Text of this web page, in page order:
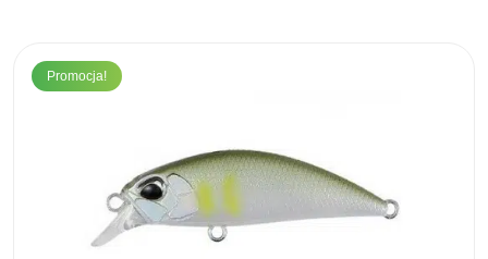
Promocja!